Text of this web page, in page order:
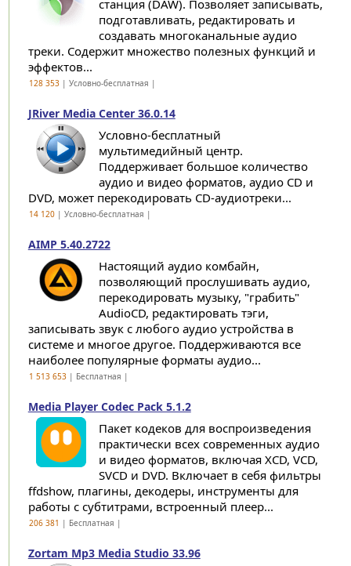
станция (DAW). Позволяет записывать,
подготавливать, редактировать и
создавать многоканальные аудио
треки. Содержит множество полезных функций и
эффектов...
128 353| Условно-бесплатная |
JRiver Media Center 36.0.14
Условно-бесплатный
мультимедийный центр.
Поддерживает большое количество
аудио и видео форматов, аудио CD и
DVD, может перекодировать CD-аудиотреки...
14 120| Условно-бесплатная |
AIMP 5.40.2722
Настоящий аудио комбайн,
позволяющий прослушивать аудио,
перекодировать музыку, "грабить"
AudioCD, редактировать тэги,
записывать звук с любого аудио устройства в
системе и многое другое. Поддерживаются все
наиболее популярные форматы аудио...
1 513 653| Бесплатная |
Media Player Codec Pack 5.1.2
Пакет кодеков для воспроизведения
практически всех современных аудио
и видео форматов, включая XCD, VCD,
SVCD и DVD. Включает в себя фильтры
ffdshow, плагины, декодеры, инструменты для
работы с субтитрами, встроенный плеер...
206 381 | Бесплатная |
Zortam Mp3 Media Studio 33.96